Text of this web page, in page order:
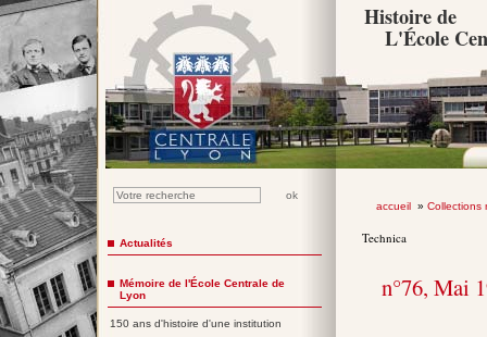
Histoire de
L'École
accueil» Collections
Technica
n°76, Mai
Actualités
Mémoire de l'École Centrale de
Lyon
150 ans d'histoire d'une institution